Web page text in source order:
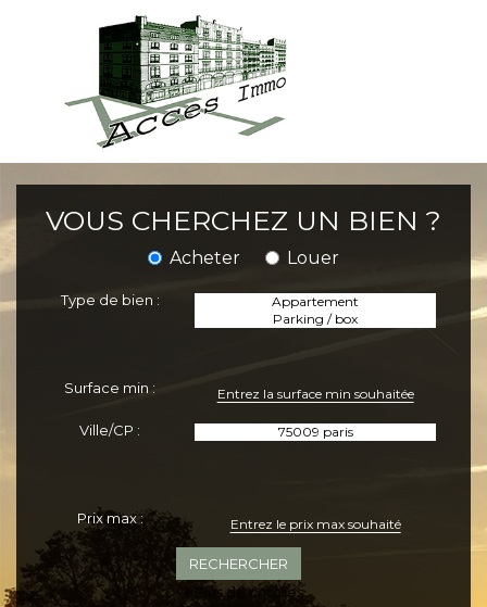
VOUS CHERCHEZ UN BIEN ?
Acheter Louer
Type de bien :
Surface min :
Ville/CP :
Prix max :
+ Plus de critères